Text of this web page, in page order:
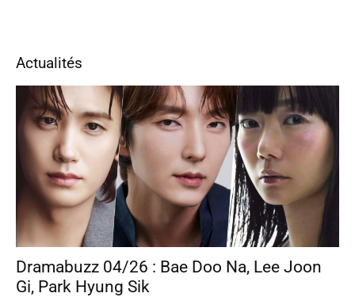
Actualités
Dramabuzz 04/26 : Bae Doo Na, Lee Joon
Gi, Park Hyung Sik